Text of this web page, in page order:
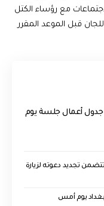
مع رؤساء الكتل
قبل الموعد المقرر
أعمال جلسة يوم
تجديد دعوته لزيارة
يوم أمس